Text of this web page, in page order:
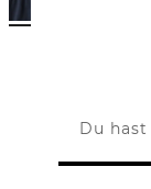
Du